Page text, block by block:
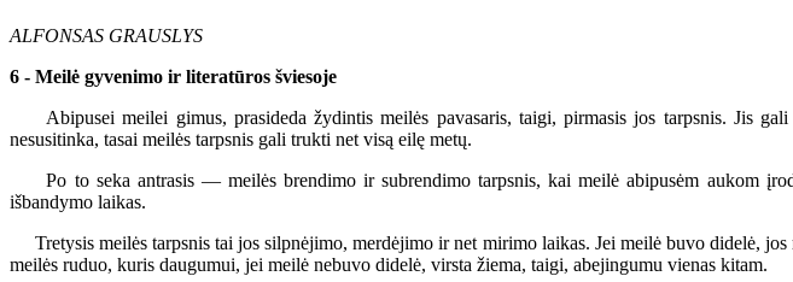
ALFONSAS GRAUSLYS
6 - Meilė gyvenimo ir literatūros šviesoje
Abipusei meilei gimus, prasideda žydintis meilės pavasaris, taigi, pirmasis jos tarpsnis. Jis
nesusitinka, tasai meilės tarpsnis gali trukti net visą eilę metų.
Po to seka antrasis — meilės brendimo ir subrendimo tarpsnis, kai meilė abipusėm aukom
išbandymo laikas.
Tretysis meilės tarpsnis tai jos silpnėjimo, merdėjimo ir net mirimo laikas. Jei meilė buvo didelė,
meilės ruduo, kuris daugumui, jei meilė nebuvo didelė, virsta žiema, taigi, abejingumu vienas kitam.